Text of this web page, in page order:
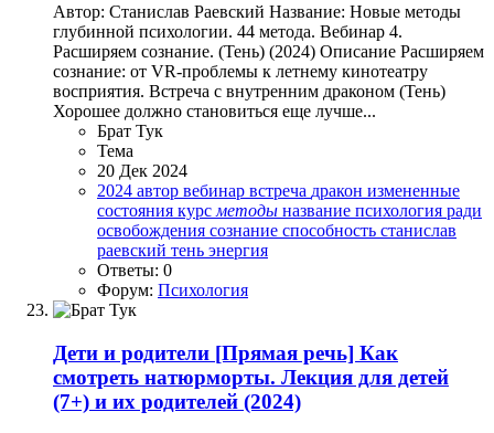
Автор: Станислав Раевский Название: Новые методы
глубинной психологии. 44 метода. Вебинар 4.
Расширяем сознание. (Тень) (2024) Описание Расширяем
сознание: от VR-проблемы к летнему кинотеатру
восприятия. Встреча с внутренним драконом (Тень)
Хорошее должно становиться еще лучше...
Брат Тук
Тема
20 Дек 2024
2024 автор вебинар встреча дракон измененные
состояния курс методы название психология ради
освобождения сознание способность станислав
раевский тень энергия
Ответы: 0
Форум: Психология
Дети и родители [Прямая речь] Как
смотреть натюрморты. Лекция для детей
(7+) и их родителей (2024)